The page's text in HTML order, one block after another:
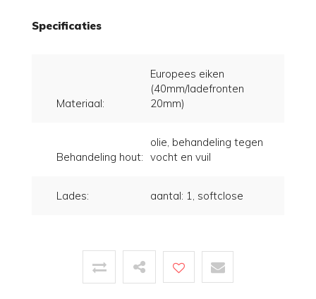
Specificaties
Materiaal:
Europees eiken
(40mm/ladefronten
20mm)
Behandeling hout:
olie, behandeling tegen
vocht en vuil
Lades: aantal: 1, softclose